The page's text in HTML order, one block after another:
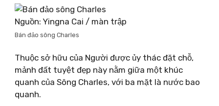
Nguồn: Yingna Cai / màn trập
Bán đảo sông Charles
Thuộc sở hữu của Người được ủy thác đặt chỗ,
mảnh đất tuyệt đẹp này nằm giữa một khúc
quanh của Sông Charles, với ba mặt là nước bao
quanh.